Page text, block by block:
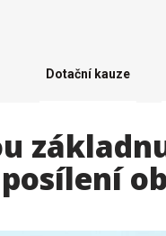
Dotační kauze